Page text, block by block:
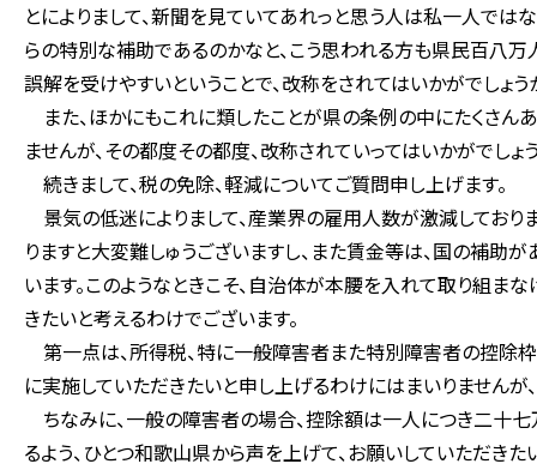
とによりまして、新聞を見ていてあれっと思う人は私一人では
らの特別な補助であるのかなと、こう思われる方も県民百八
誤解を受けやすいということで、改称をされてはいかがでしょう
また、ほかにもこれに類したことが県の条例の中にたくさん
ませんが、その都度その都度、改称されていってはいかがでし
続きまして、税の免除、軽減についてご質問申し上げます。
景気の低迷によりまして、産業界の雇用人数が激減しており
りますと大変難しゅうございますし、また賃金等は、国の補助
います。このようなときこそ、自治体が本腰を入れて取り組ま
きたいと考えるわけでございます。
第一点は、所得税、特に一般障害者また特別障害者の控除
に実施していただきたいと申し上げるわけにはまいりませんが
ちなみに、一般の障害者の場合、控除額は一人につき二十
るよう、ひとつ和歌山県から声を上げて、お願いしていただきた